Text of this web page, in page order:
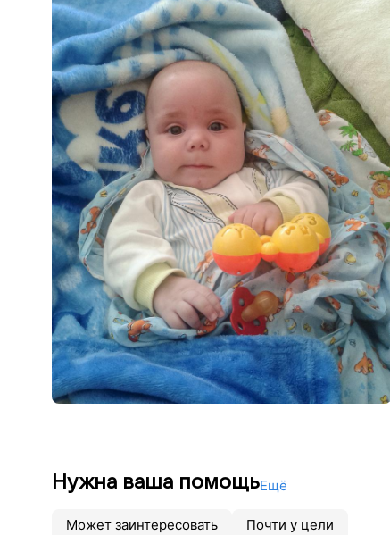
Нужна ваша помощьЕщё
Может заинтересовать Почти у цели